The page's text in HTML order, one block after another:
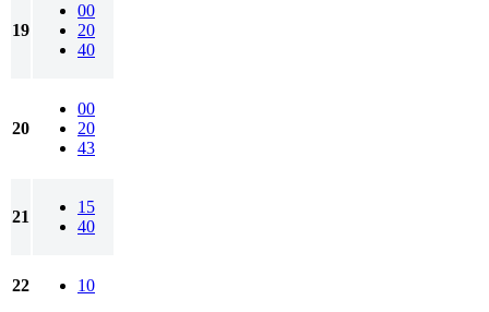
19
00
20
40
20
00
20
43
21
15
40
22 10